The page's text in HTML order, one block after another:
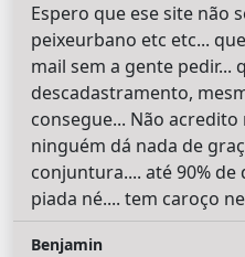
Espero que ese site não
peixeurbano etc etc...
mail sem a gente pedir...
descadastramento,
consegue... Não
ninguém dá nada de
conjuntura.... até 90% de
piada né.... tem caroço
Benjamin